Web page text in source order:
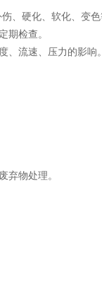
、硬化、软化、变
检查。
流速、压力的影响
物处理。